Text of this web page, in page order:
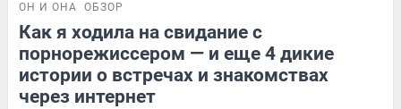
ОН И ОНА ОБЗОР
Как я ходила на свидание с
порнорежиссером — и еще 4 дикие
истории о встречах и знакомствах
через интернет